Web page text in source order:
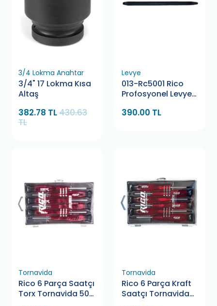
3/4 Lokma Anahtar
3/4" 17 Lokma Kısa
Altaş
382.78 TL430.63
TL
Levye
013-Rc5001 Rico
Profosyonel Levye
390.00 TL
Tornavida
Rico 6 Parça Saatçı
Torx Tornavida 50
Tornavida
Rico 6 Parça Kraft
Saatçı Tornavida